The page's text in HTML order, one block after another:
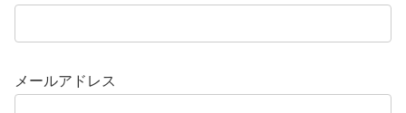
メールアドレス